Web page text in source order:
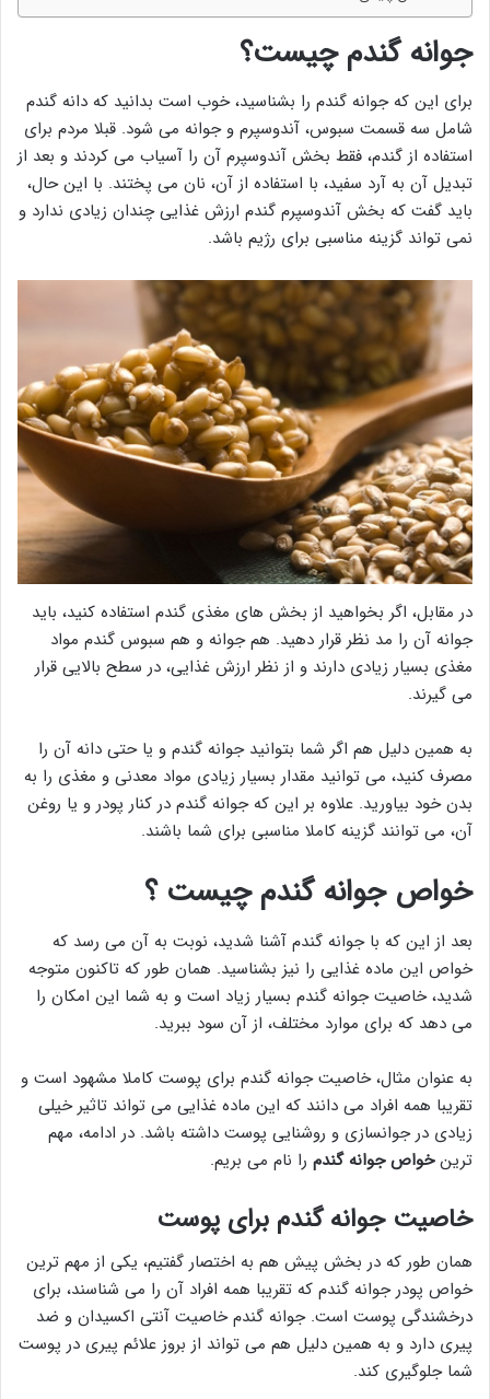
جوانه گندم چیست؟
برای این که جوانه گندم را بشناسید، خوب است بدانید که دانه گندم
شامل سه قسمت سبوس، آندوسپرم و جوانه می شود. قبلا مردم برای
استفاده از گندم، فقط بخش آندوسپرم آن را آسیاب می کردند و بعد از
تبدیل آن به آرد سفید، با استفاده از آن، نان می پختند. با این حال،
باید گفت که بخش آندوسپرم گندم ارزش غذایی چندان زیادی ندارد و
نمی تواند گزینه مناسبی برای رژیم باشد.
در مقابل، اگر بخواهید از بخش های مغذی گندم استفاده کنید، باید
جوانه آن را مد نظر قرار دهید. هم جوانه و هم سبوس گندم مواد
مغذی بسیار زیادی دارند و از نظر ارزش غذایی، در سطح بالایی قرار
می گیرند.
به همین دلیل هم اگر شما بتوانید جوانه گندم و یا حتی دانه آن را
مصرف کنید، می توانید مقدار بسیار زیادی مواد معدنی و مغذی را به
بدن خود بیاورید. علاوه بر این که جوانه گندم در کنار پودر و یا روغن
آن، می توانند گزینه کاملا مناسبی برای شما باشند.
خواص جوانه گندمچیست ؟
بعد از این که با جوانه گندم آشنا شدید، نوبت به آن می رسد که
خواص این ماده غذایی را نیز بشناسید. همان طور که تاکنون متوجه
شدید، خاصیت جوانه گندم بسیار زیاد است و به شما این امکان را
می دهد که برای موارد مختلف، از آن سود ببرید.
به عنوان مثال، خاصیت جوانه گندم برای پوست کاملا مشهود است و
تقریبا همه افراد می دانند که این ماده غذایی می تواند تاثیر خیلی
زیادی در جوانسازی و روشنایی پوست داشته باشد. در ادامه، مهم
ترینخواص جوانه گندم را نام می بریم.
خاصیت جوانه گندم برای پوست
همان طور که در بخش پیش هم به اختصار گفتیم، یکی از مهم ترین
خواص پودر جوانه گندم که تقریبا همه افراد آن را می شناسند، برای
درخشندگی پوست است. جوانه گندم خاصیت آنتی اکسیدان و ضد
پیری دارد و به همین دلیل هم می تواند از بروز علائم پیری در پوست
شما جلوگیری کند.